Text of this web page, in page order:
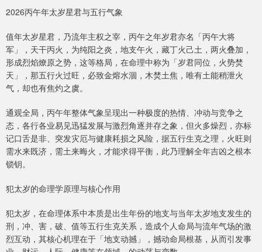
2026丙午年太岁星君与五行气象
值年太岁星君，乃流年主权之宰，丙午之年岁君亦名「丙午大将
军」，天干丙火，为纯阳之炎，地支午火，藏丁火己土，两火叠加，
形成烈焰燎原之势，这等格局，在命理中称为「岁君同位，火势焚
天」，那五行火过旺，必致金熔水涸，木焚土焦，唯有土能稍泄火
气，却也有焦灼之虞。
通观全局，丙午年整体气象呈现出一种极度的热情、冲动与竞争之
态，各行各业易见迅猛发展与激烈角逐并存之象，但火多燥烈，亦标
记口舌是非、突发灾厄与健康耗损之风险，据五行生克之理，火旺则
需水来既济，需土来晦火，才能求得平衡，此乃理解全年吉凶之根本
锁钥。
犯太岁的命理学原理与核心作用
犯太岁，在命理体系中本质是出生年份的地支与当年太岁地支发生的
刑，冲、害，破、值等五行生克关系，造成个人命局与流年气场的激
烈互动，其核心机理在于「地支动撼」，撼动命局根基，从而引发事